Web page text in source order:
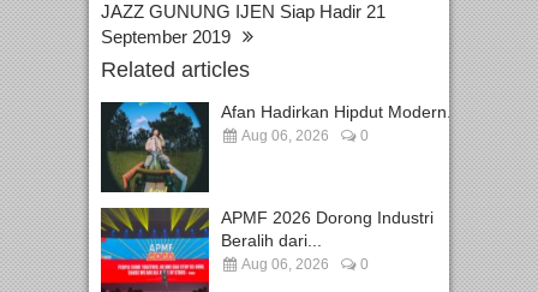
JAZZ GUNUNG IJEN Siap Hadir 21
September 2019
Related articles
Afan Hadirkan Hipdut Modern...
Aug 06, 2026 0
APMF 2026 Dorong Industri
Beralih dari...
Aug 06, 2026 0